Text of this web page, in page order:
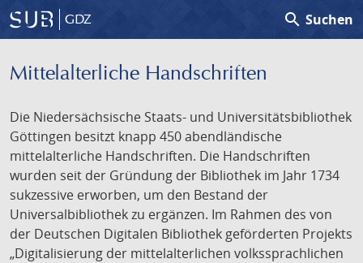
GDZ search Suchen
Mittelalterliche Handschriften
Die Niedersächsische Staats- und Universitätsbibliothek
Göttingen besitzt knapp 450 abendländische
mittelalterliche Handschriften. Die Handschriften
wurden seit der Gründung der Bibliothek im Jahr 1734
sukzessive erworben, um den Bestand der
Universalbibliothek zu ergänzen. Im Rahmen des von
der Deutschen Digitalen Bibliothek geförderten Projekts
„Digitalisierung der mittelalterlichen volkssprachlichen